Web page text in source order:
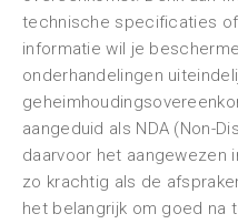
technische specificaties
informatie wil je
onderhandelingen
aangeduid als NDA (Non-
daarvoor het aangewezen
zo krachtig als de
het belangrijk om goed na